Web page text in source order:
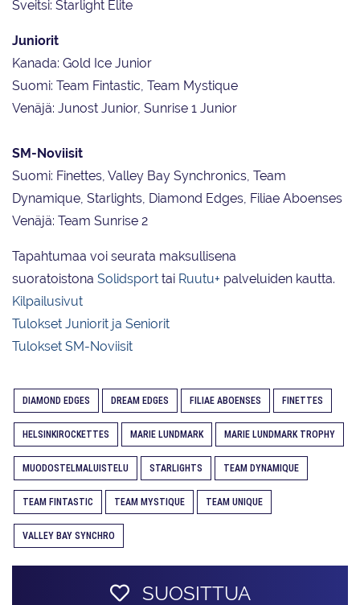
Sveitsi: Starlight Elite
Juniorit
Kanada: Gold Ice Junior
Suomi: Team Fintastic, Team Mystique
Venäjä: Junost Junior, Sunrise 1 Junior
SM-Noviisit
Suomi: Finettes, Valley Bay Synchronics, Team
Dynamique, Starlights, Diamond Edges, Filiae Aboenses
Venäjä: Team Sunrise 2
Tapahtumaa voi seurata maksullisena
suoratoistona Solidsport tai Ruutu+ palveluiden kautta.
Kilpailusivut
Tulokset Juniorit ja Seniorit
Tulokset SM-Noviisit
DIAMOND EDGES DREAM EDGES FILIAE ABOENSES FINETTES
HELSINKIROCKETTES MARIE LUNDMARK MARIE LUNDMARK TROPHY
MUODOSTELMALUISTELU STARLIGHTS TEAM DYNAMIQUE
TEAM FINTASTIC TEAM MYSTIQUE TEAM UNIQUE
VALLEY BAY SYNCHRO
SUOSITTUA